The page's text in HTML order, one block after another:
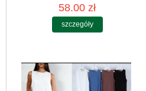
58.00 zł
szczegóły